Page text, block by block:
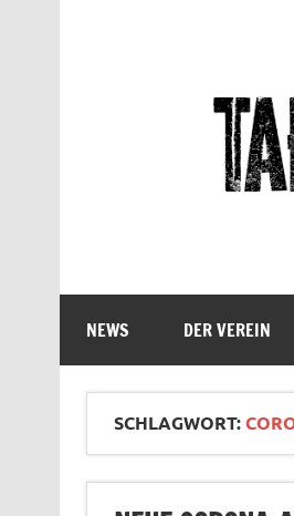
NEWS DER VEREIN
SCHLAGWORT: